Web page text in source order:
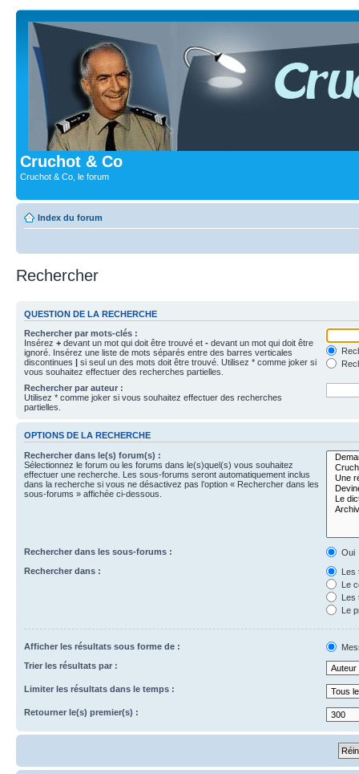
Cruchot & Co
Cruchot & Co, le forum
Index du forum
Rechercher
QUESTION DE LA RECHERCHE
Rechercher par mots-clés :
Insérez + devant un mot qui doit être trouvé et - devant un mot qui doit être
ignoré. Insérez une liste de mots séparés entre des barres verticales
discontinues | si seul un des mots doit être trouvé. Utilisez * comme joker si
vous souhaitez effectuer des recherches partielles.
Rechercher par auteur :
Utilisez * comme joker si vous souhaitez effectuer des recherches
partielles.
OPTIONS DE LA RECHERCHE
Rechercher dans le(s) forum(s) :
Sélectionnez le forum ou les forums dans le(s)quel(s) vous souhaitez
effectuer une recherche. Les sous-forums seront automatiquement inclus
dans la recherche si vous ne désactivez pas l’option « Rechercher dans les
sous-forums » affichée ci-dessous.
Rechercher dans les sous-forums :
Oui
Rechercher dans :
Les
Le
Les
Le
Afficher les résultats sous forme de :
Trier les résultats par :
Limiter les résultats dans le temps :
Retourner le(s) premier(s) :